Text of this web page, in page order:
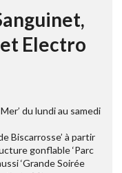
Electro
du lundi au samedi
Biscarrosse’ à partir
gonflable ‘Parc
‘Grande Soirée